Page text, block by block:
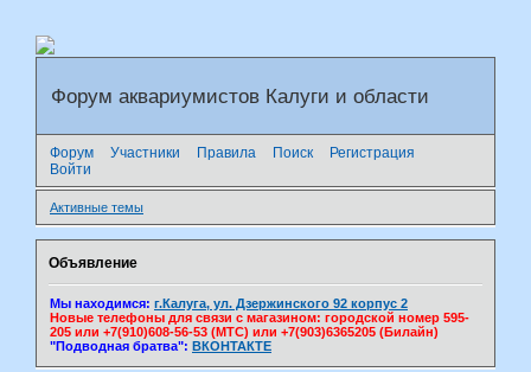
Форум аквариумистов Калуги и области
Форум Участники Правила Поиск
Регистрация
Войти
Активные темы
Объявление
Мы находимся: г.Калуга, ул. Дзержинского 92 корпус 2
Новые телефоны для связи с магазином: городской номер 595-
205 или +7(910)608-56-53 (МТС) или +7(903)6365205 (Билайн)
"Подводная братва": ВКОНТАКТЕ